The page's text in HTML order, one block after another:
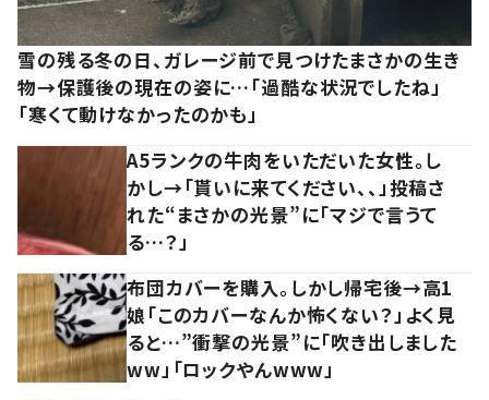
雪の残る冬の日、ガレージ前で見つけたまさかの生き
物→保護後の現在の姿に…「過酷な状況でしたね」
「寒くて動けなかったのかも」
A5ランクの牛肉をいただいた女性。し
かし→「貰いに来てください、、」投稿さ
れた“まさかの光景”に「マジで言うて
る…？」
布団カバーを購入。しかし帰宅後→高1
娘「このカバーなんか怖くない？」よく見
ると…”衝撃の光景”に「吹き出しました
ww」「ロックやんwww」